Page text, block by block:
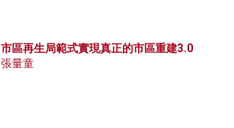
市區再生局範式實現真正的市區重建3.0
張量童